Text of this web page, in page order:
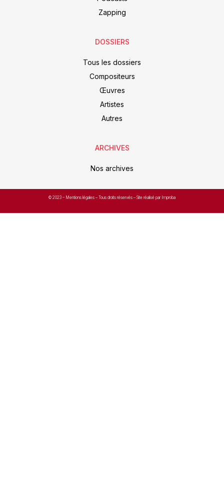
Zapping
DOSSIERS
Tous les dossiers
Compositeurs
Œuvres
Artistes
Autres
ARCHIVES
Nos archives
© 2023 – Mentions légales – Tous droits réservés – Site réalisé par Improba